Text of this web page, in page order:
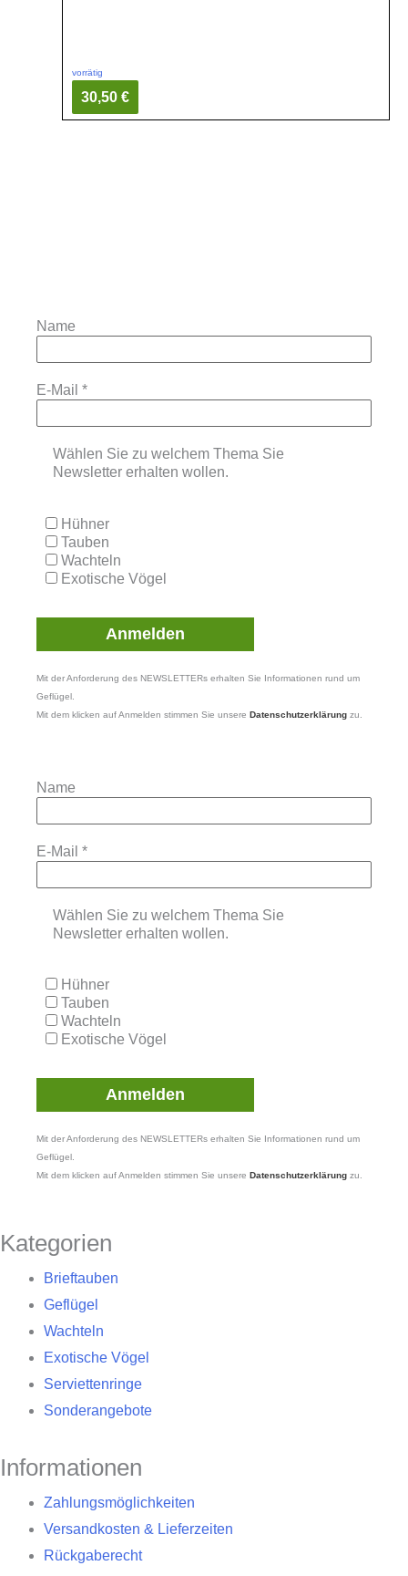
vorrätig
30,50 €
Name
E-Mail *
Wählen Sie zu welchem Thema Sie
Newsletter erhalten wollen.
Hühner
Tauben
Wachteln
Exotische Vögel
Mit der Anforderung des NEWSLETTERs erhalten Sie Informationen rund um
Geflügel.
Mit dem klicken auf Anmelden stimmen Sie unsere Datenschutzerklärung zu.
Name
E-Mail *
Wählen Sie zu welchem Thema Sie
Newsletter erhalten wollen.
Hühner
Tauben
Wachteln
Exotische Vögel
Mit der Anforderung des NEWSLETTERs erhalten Sie Informationen rund um
Geflügel.
Mit dem klicken auf Anmelden stimmen Sie unsere Datenschutzerklärung zu.
Kategorien
Brieftauben
Geflügel
Wachteln
Exotische Vögel
Serviettenringe
Sonderangebote
Informationen
Zahlungsmöglichkeiten
Versandkosten & Lieferzeiten
Rückgaberecht